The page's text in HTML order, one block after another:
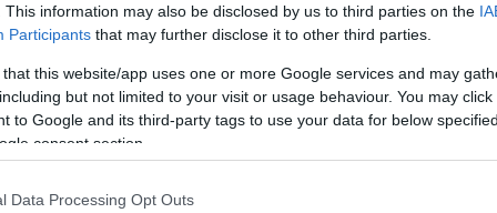
This information may also be disclosed by us to third parties on the
Participants that may further disclose it to other third parties.
that this website/app uses one or more Google services and may
but not limited to your visit or usage behaviour. You may
to Google and its third-party tags to use your data for below
consent section.
Data Processing Opt Outs
λίγα δευτερόλεπτα που δεν θυμόμαστε το
σωστά αυτούς τους κύκλους. Το αποτέλεσμα
ώρες παραμονής στο κρεβάτι.
άγνωστος ένοχος
είναι η υπνική άπνοια.